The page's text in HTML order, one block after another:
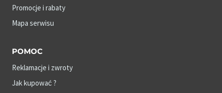
Promocje i rabaty
Mapa serwisu
POMOC
Reklamacje i zwroty
Jak kupować ?